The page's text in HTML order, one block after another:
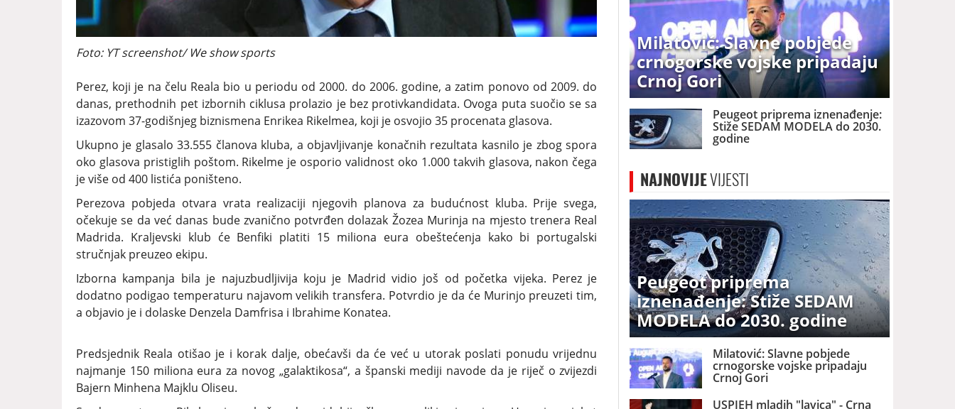
Foto: YT screenshot/ We show sports
Perez, koji je na čelu Reala bio u periodu od 2000. do 2006. godine, a zatim ponovo od 2009. do
danas, prethodnih pet izbornih ciklusa prolazio je bez protivkandidata. Ovoga puta suočio se sa
izazovom 37-godišnjeg biznismena Enrikea Rikelmea, koji je osvojio 35 procenata glasova.
Ukupno je glasalo 33.555 članova kluba, a objavljivanje konačnih rezultata kasnilo je zbog spora
oko glasova pristiglih poštom. Rikelme je osporio validnost oko 1.000 takvih glasova, nakon čega
je više od 400 listića poništeno.
Perezova pobjeda otvara vrata realizaciji njegovih planova za budućnost kluba. Prije svega,
očekuje se da već danas bude zvanično potvrđen dolazak Žozea Murinja na mjesto trenera Real
Madrida. Kraljevski klub će Benfiki platiti 15 miliona eura obeštećenja kako bi portugalski
stručnjak preuzeo ekipu.
Izborna kampanja bila je najuzbudljivija koju je Madrid vidio još od početka vijeka. Perez je
dodatno podigao temperaturu najavom velikih transfera. Potvrdio je da će Murinjo preuzeti tim,
a objavio je i dolaske Denzela Damfrisa i Ibrahime Konatea.
Predsjednik Reala otišao je i korak dalje, obećavši da će već u utorak poslati ponudu vrijednu
najmanje 150 miliona eura za novog „galaktikosa“, a španski mediji navode da je riječ o zvijezdi
Bajern Minhena Majklu Oliseu.
Milatović: Slavne pobjede
crnogorske vojske pripadaju
Crnoj Gori
Peugeot priprema iznenađenje:
Stiže SEDAM MODELA do 2030.
godine
NAJNOVIJEVIJESTI
Peugeot priprema
iznenađenje: Stiže SEDAM
MODELA do 2030. godine
Milatović: Slavne pobjede
crnogorske vojske pripadaju
Crnoj Gori
USPJEH mladih "lavica" - Crna